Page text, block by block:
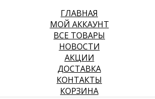
ГЛАВНАЯ
МОЙ АККАУНТ
ВСЕ ТОВАРЫ
НОВОСТИ
АКЦИИ
ДОСТАВКА
КОНТАКТЫ
КОРЗИНА